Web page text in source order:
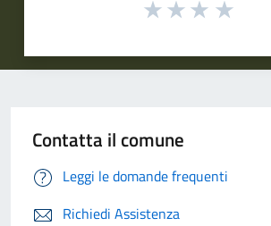
Contatta il comune
Leggi le domande frequenti
Richiedi Assistenza